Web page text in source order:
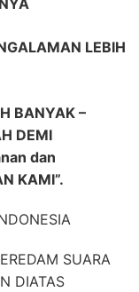
LEBIH
BANYAK –
DEMI
dan
KAMI”.
SUARA
DIATAS